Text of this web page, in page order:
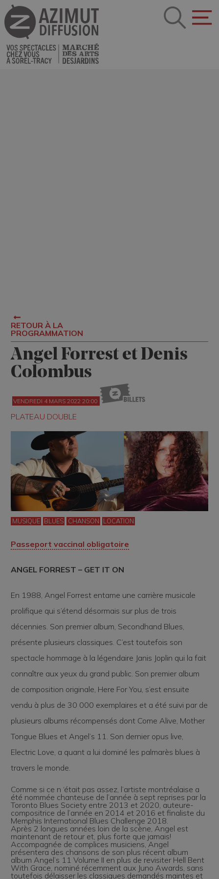
RETOUR À LA
PROGRAMMATION
Angel Forrest et Denis
Colombus
VENDREDI 4 MARS 2022 20:00
PLATEAU DOUBLE
MUSIQUE BLUES CHANSON LOCATION
Passeport vaccinal obligatoire
ANGEL FORREST – GET IT ON
En 1988, Angel Forrest entame une carrière musicale
prolifique qui s’étend désormais sur plus de trois
décennies. Son premier album, Secondhand Blues,
présente plusieurs classiques. C’est toutefois son
spectacle hommage à la légendaire Janis Joplin qui la fait
connaître aux yeux du grand public. Son premier album
de composition originale, Here For You, s’est ensuite
vendu à plus de 30 000 exemplaires et a été suivi par de
plusieurs albums récompensés dont Come Alive, Mother
Tongue Blues et Angel’s 11. Son dernier opus live,
Electric Love, a quant a lui dominé les palmarès blues à
travers le monde.
Comme si ce n ‘était pas assez, l’artiste montréalaise a
été nommée chanteuse de l’année à sept reprises par la
Toronto Blues Society entre 2013 et 2020, auteure-
compositrice de l’année en 2014 et 2016 et finaliste du
Memphis International Blues Challenge 2018.
Après 2 longues années loin de la scène, Angel est
maintenant de retour et, plus forte que jamais!
Accompagnée de complices musiciens, Angel
présentera des chansons de son plus récent album
album Angel’s 11 Volume II en plus de revisiter Hell Bent
With Grace, nominé récemment aux Juno Awards, sans
toutefois délaisser les classiques demandés maintes et